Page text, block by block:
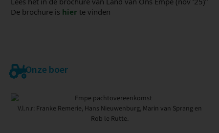
De brochure is hier te vinden
Onze boer
V.l.n.r: Franke Remerie, Hans Nieuwenburg, Marin van Sprang en
Rob le Rutte.